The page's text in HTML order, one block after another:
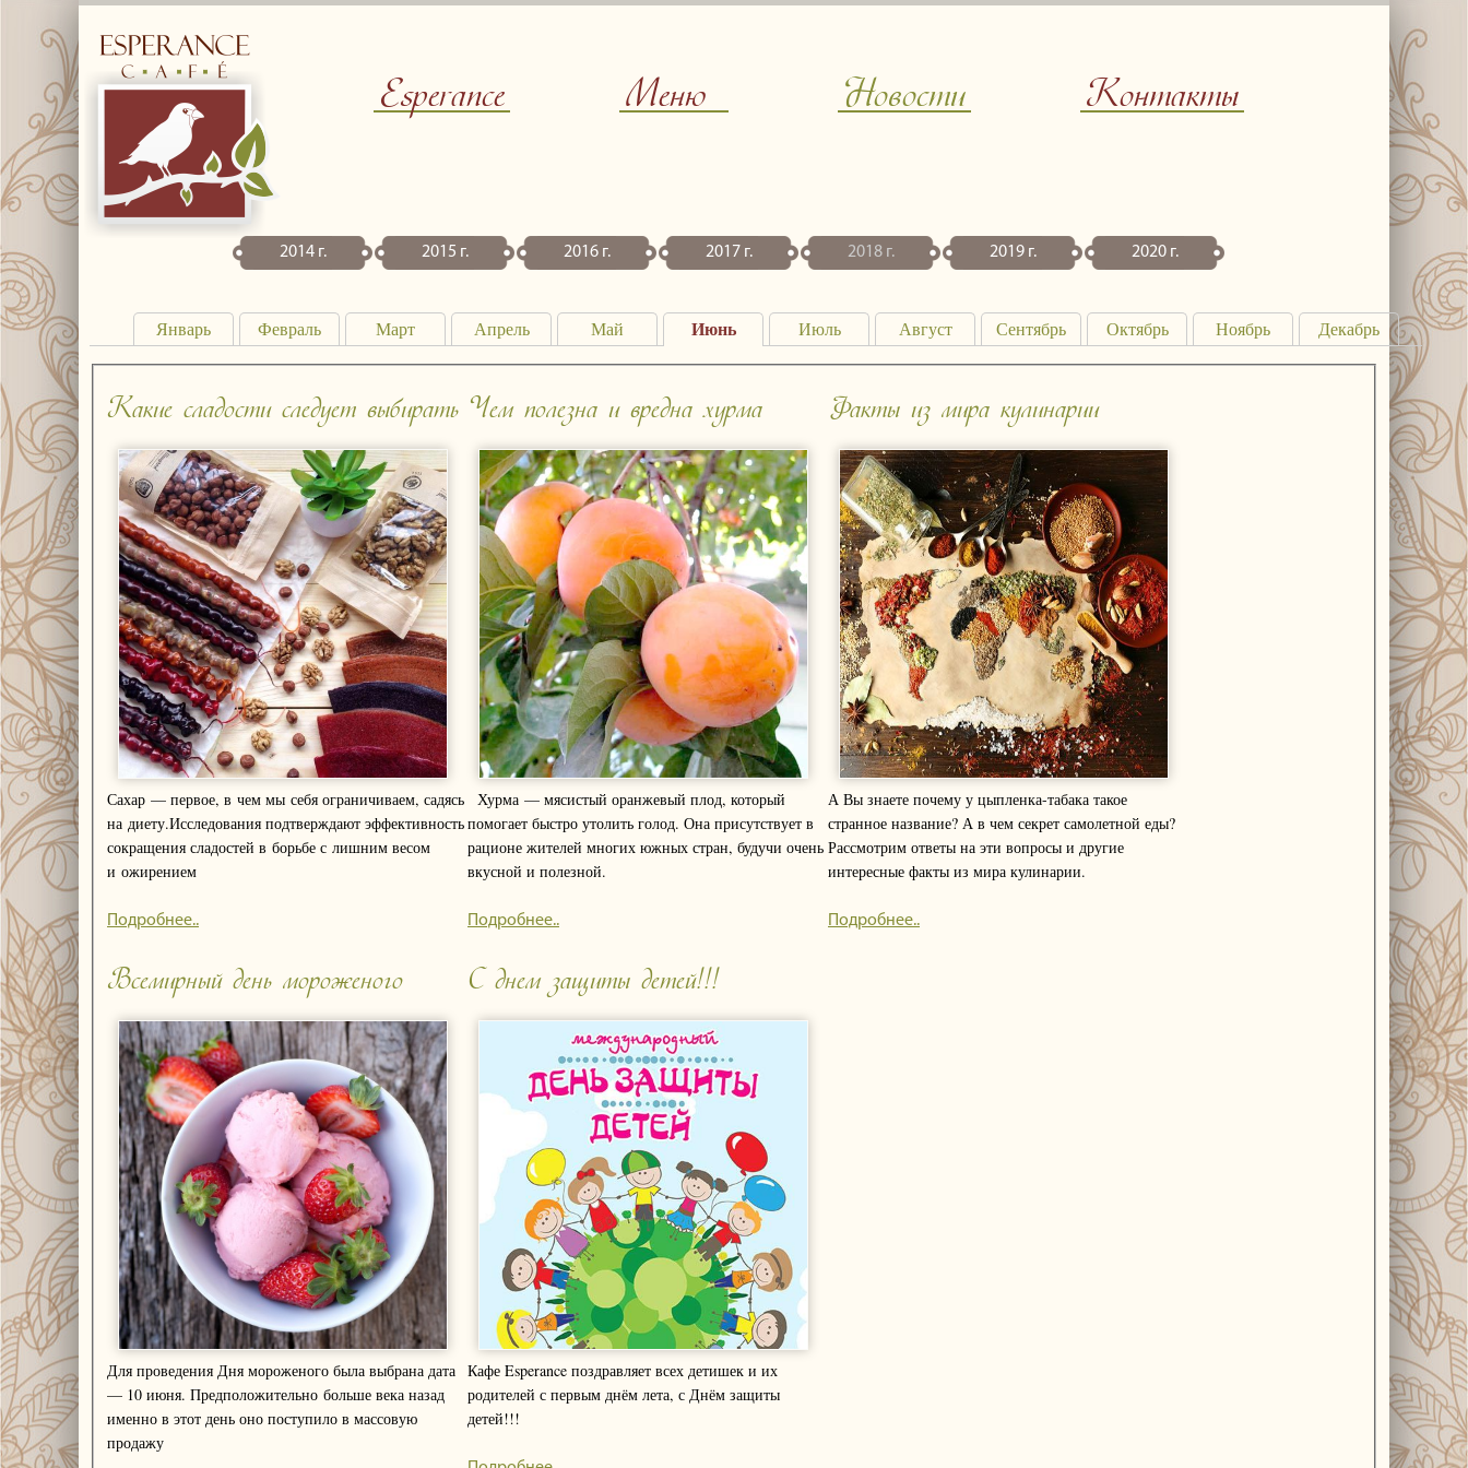
Esperance Меню Новости Контакты
2014 г. 2015 г. 2016 г. 2017 г. 2018 г. 2019 г. 2020 г.
Январь Февраль Март Апрель Май Июнь Июль Август Сентябрь Октябрь Ноябрь Декабрь
Какие сладости следует выбирать
Сахар — первое, в чем мы себя ограничиваем, садясь
на диету.Исследования подтверждают эффективность
сокращения сладостей в борьбе с лишним весом
и ожирением
Подробнее..
Чем полезна и вредна хурма
помогает быстро утолить голод. Она присутствует в
рационе жителей многих южных стран, будучи очень
вкусной и полезной.
Подробнее..
Факты из мира кулинарии
А Вы знаете почему у цыпленка-табака такое
странное название? А в чем секрет самолетной еды?
Рассмотрим ответы на эти вопросы и другие
интересные факты из мира кулинарии.
Подробнее..
Всемирный день мороженого
Для проведения Дня мороженого была выбрана дата
— 10 июня. Предположительно больше века назад
именно в этот день оно поступило в массовую
продажу
С днем защиты детей!!!
Кафе Esperance поздравляет всех детишек и их
родителей с первым днём лета, с Днём защиты
детей!!!